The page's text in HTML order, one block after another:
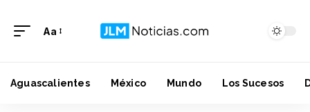
Aa
Aguascalientes México Mundo Los Sucesos